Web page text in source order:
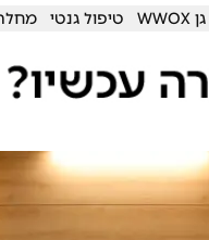
גן WWOX טיפול גנטי